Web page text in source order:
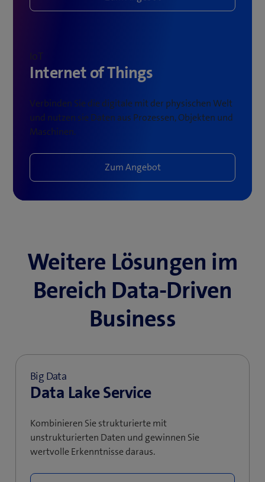
IoT
Internet of Things
Verbinden Sie die digitale mit der physischen Welt
und nutzen sie Daten aus Prozessen, Objekten und
Maschinen.
Zum Angebot
Weitere Lösungen im
Bereich Data-Driven
Business
Big Data
Data Lake Service
Kombinieren Sie strukturierte mit
unstrukturierten Daten und gewinnen Sie
wertvolle Erkenntnisse daraus.